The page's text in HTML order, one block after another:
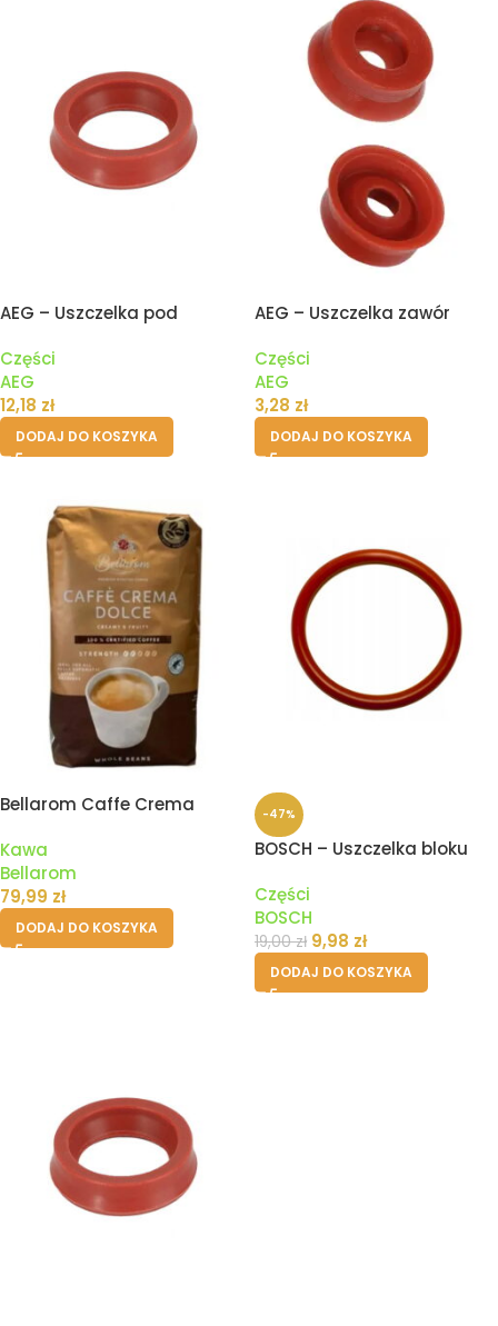
AEG – Uszczelka pod
ekspresu
Części
AEG
12,18 zł
DODAJ DO KOSZYKA
AEG – Uszczelka zawór
Części
AEG
3,28 zł
DODAJ DO KOSZYKA
Bellarom Caffe Crema
Kawa
Bellarom
79,99 zł
DODAJ DO KOSZYKA
-47%
BOSCH – Uszczelka bloku
Części
BOSCH
19,00zł 9,98 zł
DODAJ DO KOSZYKA